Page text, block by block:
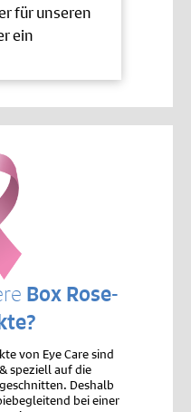
für unseren
ein
Box Rose-
von Eye Care sind
speziell auf die
Deshalb
bei einer